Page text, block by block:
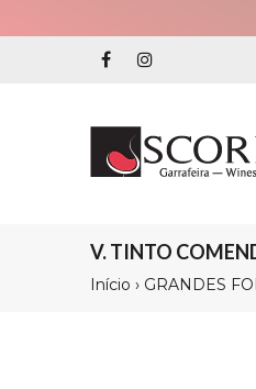
V. TINTO
Início › GRANDES